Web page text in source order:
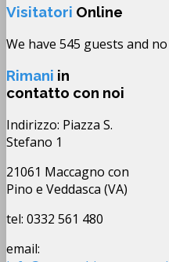
Visitatori Online
We have 545 guests and
Rimani in
contatto con noi
Indirizzo: Piazza S.
Stefano 1
21061 Maccagno con
Pino e Veddasca (VA)
tel: 0332 561 480
email: